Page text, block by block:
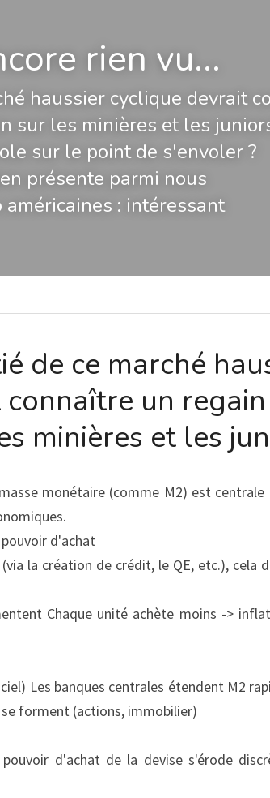
rien vu...
haussier cyclique devrait
sur les minières et les
sur le point de s'envoler ?
présente parmi nous
: intéressant
de ce marché
un
minières et les
monétaire (comme M2) est centrale
d'achat
la création de crédit, le QE, etc.), cela
Chaque unité achète moins ->
Les banques centrales étendent M2
forment (actions, immobilier)
d'achat de la devise s'érode